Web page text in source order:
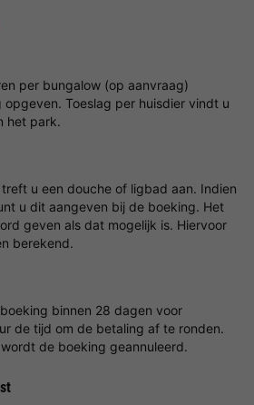
per bungalow (op aanvraag)
Toeslag per huisdier vindt u
het park.
u een douche of ligbad aan. Indien
u dit aangeven bij de boeking. Het
geven als dat mogelijk is. Hiervoor
berekend.
binnen 28 dagen voor
de tijd om de betaling af te ronden.
de boeking geannuleerd.